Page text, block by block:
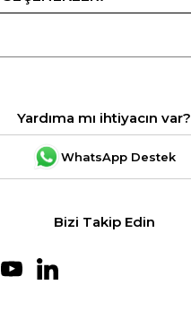
Yardıma mı ihtiyacın var?
WhatsApp Destek
Bizi Takip Edin